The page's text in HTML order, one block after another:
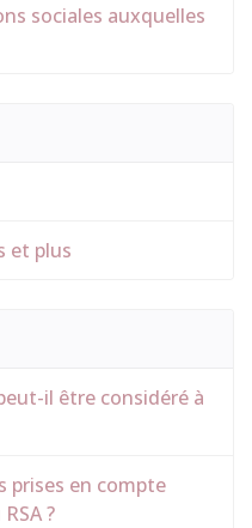
sociales auxquelles
et plus
il être considéré à
prises en compte
?